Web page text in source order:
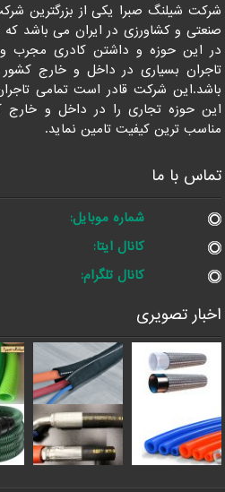
شرکت شیلنگ صبرا یکی از بزرگترین
صنعتی و کشاورزی در ایران می باشد
در این حوزه و داشتن کادری مجرب و
تاجران بسیاری در داخل و خارج
باشد.این شرکت قادر است تمامی
این حوزه تجاری را در داخل و خارج
مناسب ترین کیفیت تامین نماید.
تماس با ما
شماره موبایل:
کانال ایتا:
کانال تلگرام:
اخبار تصویری